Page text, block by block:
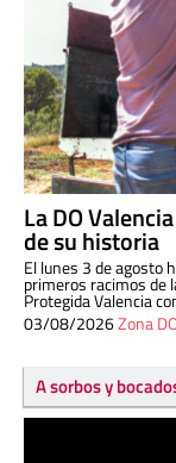
La DO
de su historia
El lunes 3 de agosto
primeros racimos de
Protegida Valencia
03/08/2026Zona
A sorbos y